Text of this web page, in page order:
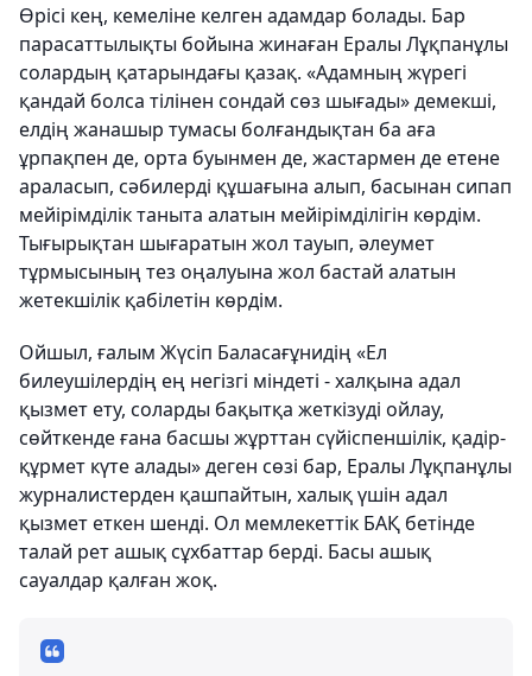
Өрісі кең, кемеліне келген адамдар болады. Бар
парасаттылықты бойына жинаған Ералы Лұқпанұлы
солардың қатарындағы қазақ. «Адамның жүрегі
қандай болса тілінен сондай сөз шығады» демекші,
елдің жанашыр тумасы болғандықтан ба аға
ұрпақпен де, орта буынмен де, жастармен де етене
араласып, сәбилерді құшағына алып, басынан сипап
мейірімділік таныта алатын мейірімділігін көрдім.
Тығырықтан шығаратын жол тауып, әлеумет
тұрмысының тез оңалуына жол бастай алатын
жетекшілік қабілетін көрдім.
Ойшыл, ғалым Жүсіп Баласағұнидің «Ел
билеушiлердiң ең негiзгi мiндетi - халқына адал
қызмет ету, соларды бақытқа жеткiзудi ойлау,
сөйткенде ғана басшы жұрттан сүйiспеншiлiк, қадiр-
құрмет күте алады» деген сөзі бар, Ералы Лұқпанұлы
журналистерден қашпайтын, халық үшін адал
қызмет еткен шенді. Ол мемлекеттік БАҚ бетінде
талай рет ашық сұхбаттар берді. Басы ашық
сауалдар қалған жоқ.